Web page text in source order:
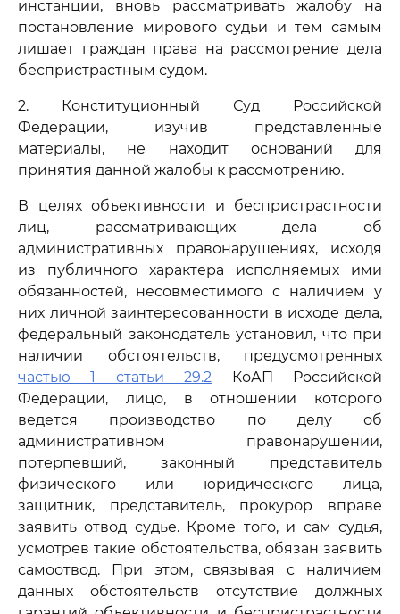
инстанции, вновь рассматривать жалобу на
постановление мирового судьи и тем самым
лишает граждан права на рассмотрение дела
беспристрастным судом.
2. Конституционный Суд Российской
Федерации, изучив представленные
материалы, не находит оснований для
принятия данной жалобы к рассмотрению.
В целях объективности и беспристрастности
лиц, рассматривающих дела об
административных правонарушениях, исходя
из публичного характера исполняемых ими
обязанностей, несовместимого с наличием у
них личной заинтересованности в исходе дела,
федеральный законодатель установил, что при
наличии обстоятельств, предусмотренных
частью 1 статьи 29.2 КоАП Российской
Федерации, лицо, в отношении которого
ведется производство по делу об
административном правонарушении,
потерпевший, законный представитель
физического или юридического лица,
защитник, представитель, прокурор вправе
заявить отвод судье. Кроме того, и сам судья,
усмотрев такие обстоятельства, обязан заявить
самоотвод. При этом, связывая с наличием
данных обстоятельств отсутствие должных